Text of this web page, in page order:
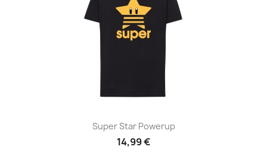
Super Star Powerup
14,99 €